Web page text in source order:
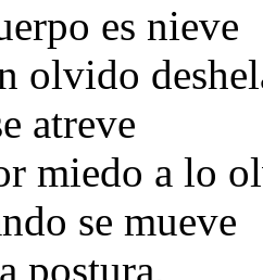
es nieve
olvido
atreve
miedo a lo
se mueve
postura,